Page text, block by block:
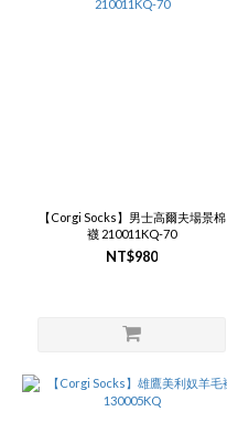
【Corgi Socks】男士高爾夫場景棉
襪 210011KQ-70
NT$980